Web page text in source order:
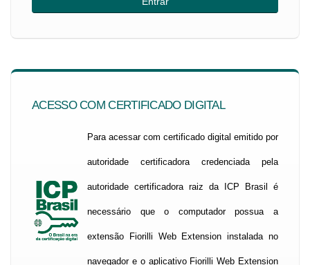
ACESSO COM CERTIFICADO DIGITAL
Para acessar com certificado digital emitido por
autoridade certificadora credenciada pela
autoridade certificadora raiz da ICP Brasil é
necessário que o computador possua a
extensão Fiorilli Web Extension instalada no
navegador e o aplicativo Fiorilli Web Extension